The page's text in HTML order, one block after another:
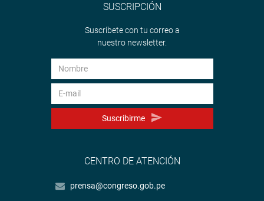
SUSCRIPCIÓN
Suscríbete con tu correo a
nuestro newsletter.
Suscribirme
CENTRO DE ATENCIÓN
prensa@congreso.gob.pe